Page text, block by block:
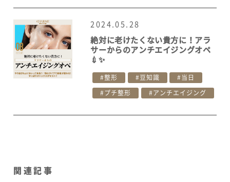
2024.05.28
絶対に老けたくない貴方に！アラ
サーからのアンチエイジングオペ
💉✨
整形 豆知識 当日
プチ整形 アンチエイジング
関連記事